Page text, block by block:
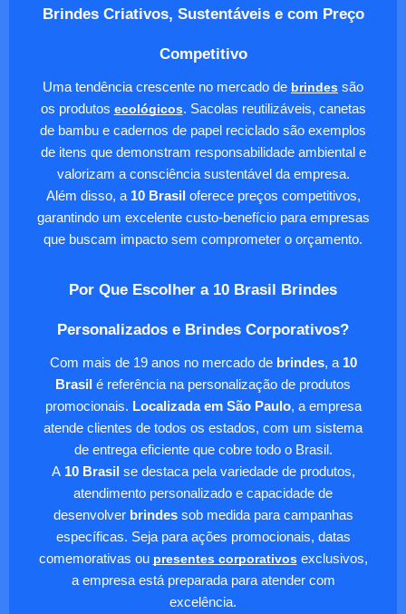
Brindes Criativos, Sustentáveis e com Preço
Competitivo
Uma tendência crescente no mercado de brindes são
os produtos ecológicos. Sacolas reutilizáveis, canetas
de bambu e cadernos de papel reciclado são exemplos
de itens que demonstram responsabilidade ambiental e
valorizam a consciência sustentável da empresa.
Além disso, a 10 Brasiloferece preços competitivos,
garantindo um excelente custo-benefício para empresas
que buscam impacto sem comprometer o orçamento.
Por Que Escolher a 10 Brasil Brindes
Personalizados e Brindes Corporativos?
Com mais de 19 anos no mercado de brindes, a 10
Brasil é referência na personalização de produtos
promocionais. Localizada em São Paulo, a empresa
atende clientes de todos os estados, com um sistema
de entrega eficiente que cobre todo o Brasil.
A10 Brasilse destaca pela variedade de produtos,
atendimento personalizado e capacidade de
desenvolver brindessob medida para campanhas
específicas. Seja para ações promocionais, datas
comemorativas ou presentes corporativosexclusivos,
a empresa está preparada para atender com
excelência.